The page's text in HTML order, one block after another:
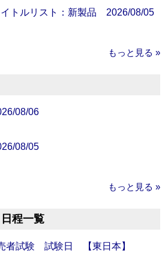
トルリスト：新製品 2026/08/05
もっと見る »
08/06
08/05
もっと見る »
程一覧
者試験 試験日 【東日本】